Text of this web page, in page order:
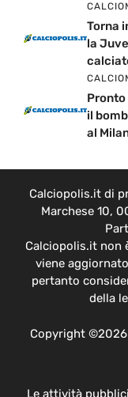
Torna
la
Pronto
il
al
Calciopolis.it di
Marchese 10,
Calciopolis.it non
viene
pertanto
della
Copyright
Le attività